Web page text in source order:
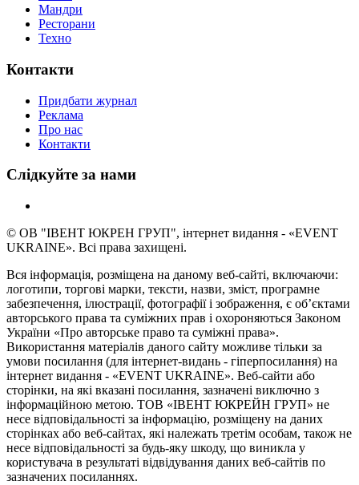
Мандри
Ресторани
Техно
Контакти
Придбати журнал
Реклама
Про нас
Контакти
Слідкуйте за нами
© ОВ "ІВЕНТ ЮКРЕН ГРУП", інтернет видання - «EVENT
UKRAINE». Всі права захищені.
Вся інформація, розміщена на даному веб-сайті, включаючи:
логотипи, торгові марки, тексти, назви, зміст, програмне
забезпечення, ілюстрації, фотографії і зображення, є об’єктами
авторського права та суміжних прав і охороняються Законом
України «Про авторське право та суміжні права».
Використання матеріалів даного сайту можливе тільки за
умови посилання (для інтернет-видань - гіперпосилання) на
інтернет видання - «EVENT UKRAINE». Веб-сайти або
сторінки, на які вказані посилання, зазначені виключно з
інформаційною метою. ТОВ «ІВЕНТ ЮКРЕЙН ГРУП» не
несе відповідальності за інформацію, розміщену на даних
сторінках або веб-сайтах, які належать третім особам, також не
несе відповідальності за будь-яку шкоду, що виникла у
користувача в результаті відвідування даних веб-сайтів по
зазначених посиланнях.